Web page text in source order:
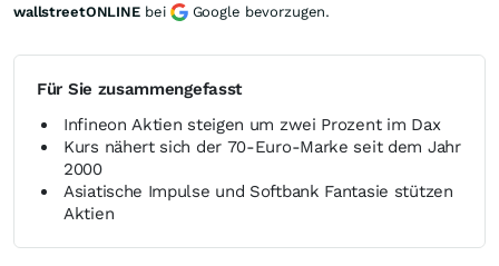
Für Sie zusammengefasst
Infineon Aktien steigen um zwei Prozent im Dax
Kurs nähert sich der 70-Euro-Marke seit dem Jahr
2000
Asiatische Impulse und Softbank Fantasie stützen
Aktien
wallstreetONLINE bei Google bevorzugen.